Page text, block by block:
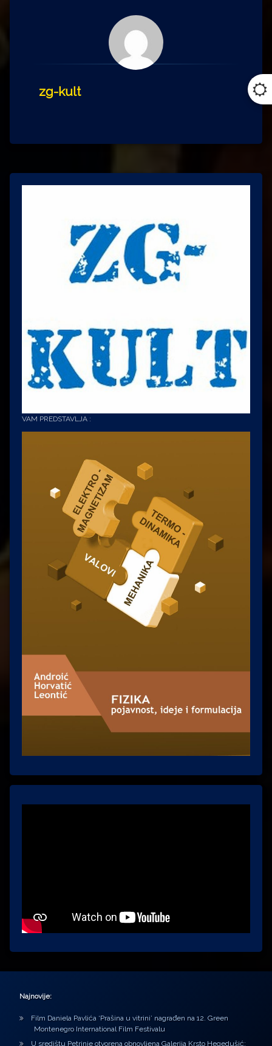
zg-kult
VAM PREDSTAVLJA :
Najnovije:
Film Daniela Pavlića ‘Prašina u vitrini’ nagrađen na 12. Green
Montenegro International Film Festivalu
U središtu Petrinje otvorena obnovljena Galerija Krsto Hegedušić: